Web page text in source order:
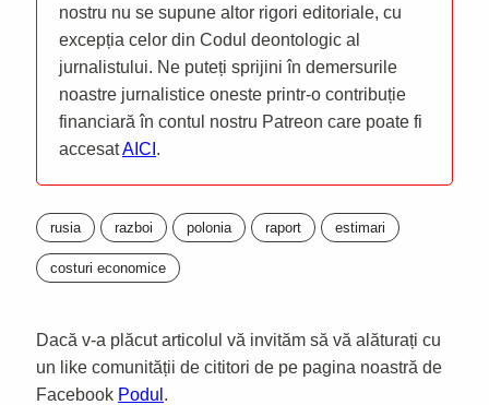
nostru nu se supune altor rigori editoriale, cu
excepția celor din Codul deontologic al
jurnalistului. Ne puteți sprijini în demersurile
noastre jurnalistice oneste printr-o contribuție
financiară în contul nostru Patreon care poate fi
accesatAICI .
rusia razboi polonia raport estimari
costuri economice
Dacă v-a plăcut articolul vă invităm să vă alăturați cu
un like comunității de cititori de pe pagina noastră de
Facebook Podul .